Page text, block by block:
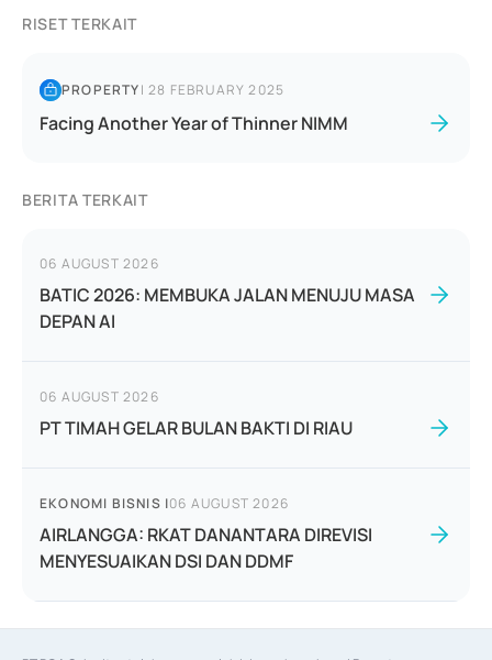
RISET TERKAIT
PROPERTY|28 FEBRUARY 2025
Facing Another Year of Thinner NIMM
BERITA TERKAIT
06 AUGUST 2026
BATIC 2026: MEMBUKA JALAN MENUJU MASA
DEPAN AI
06 AUGUST 2026
PT TIMAH GELAR BULAN BAKTI DI RIAU
EKONOMI BISNIS |06 AUGUST 2026
AIRLANGGA: RKAT DANANTARA DIREVISI
MENYESUAIKAN DSI DAN DDMF